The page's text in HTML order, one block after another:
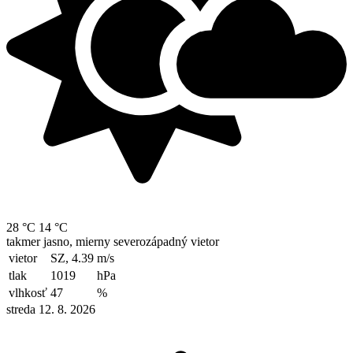
28 °C 14 °C
takmer jasno, mierny severozápadný vietor
vietor
SZ, 4.39 m/s
tlak
1019
hPa
vlhkosť 47
%
streda 12. 8. 2026